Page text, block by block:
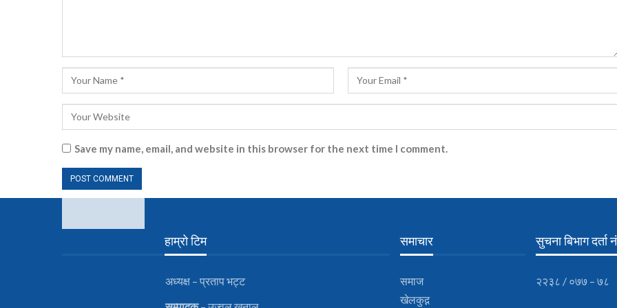
Save my name, email, and website in this browser for the next time I comment.
हाम्रो टिम
अध्यक्ष – प्रताप भट्ट
समाचार
समाज
खेलकुद़़
सुचना बिभाग दर्ता
२२३८ / ०७७ – ७८